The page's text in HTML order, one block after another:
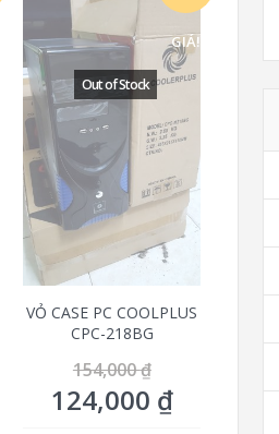
GIÁ!
VỎ CASE PC COOLPLUS
CPC-218BG
154,000₫
124,000 ₫